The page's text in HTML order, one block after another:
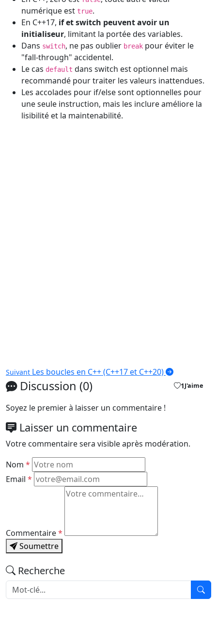
numérique est true.
En C++17, if et switch peuvent avoir un
initialiseur, limitant la portée des variables.
Dans switch, ne pas oublier break pour éviter le
"fall-through" accidentel.
Le cas default dans switch est optionnel mais
recommandé pour traiter les valeurs inattendues.
Les accolades pour if/else sont optionnelles pour
une seule instruction, mais les inclure améliore la
lisibilité et la maintenabilité.
Suivant Les boucles en C++ (C++17 et C++20)
Discussion (0) 1J'aime
Soyez le premier à laisser un commentaire !
Laisser un commentaire
Votre commentaire sera visible après modération.
Nom *
Email *
Commentaire*
Soumettre
Recherche